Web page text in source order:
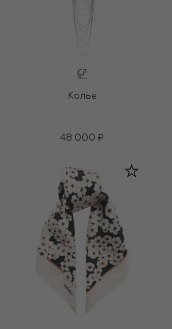
Колье
48 000 ₽